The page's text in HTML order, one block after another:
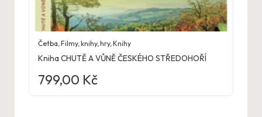
Četba ,Filmy, knihy, hry,Knihy
Kniha CHUTĚ A VŮNĚ ČESKÉHO STŘEDOHOŘÍ
799,00 Kč